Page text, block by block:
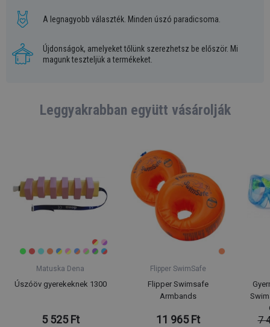
A legnagyobb választék. Minden úszó paradicsoma.
Újdonságok, amelyeket tőlünk szerezhetsz be először. Mi
magunk teszteljük a termékeket.
Leggyakrabban együtt vásárolják
Matuska Dena
Úszóöv gyerekeknek 1300
5 525 Ft
Flipper SwimSafe
Flipper Swimsafe
Armbands
11 965 Ft 7